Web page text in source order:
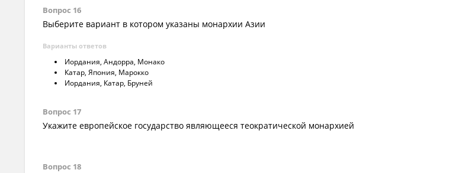
Вопрос 16
Выберите вариант в котором указаны монархии Азии
Варианты ответов
Иордания, Андорра, Монако
Катар, Япония, Марокко
Иордания, Катар, Бруней
Вопрос 17
Укажите европейское государство являющееся теократической монархией
Вопрос 18